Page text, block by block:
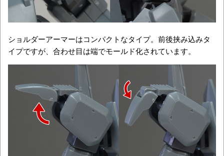
ショルダーアーマーはコンパクトなタイプ。前後挟み込みタ
イプですが、合わせ目は端でモールド化されています。